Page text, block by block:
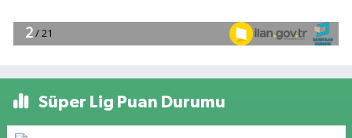
Süper Lig Puan Durumu